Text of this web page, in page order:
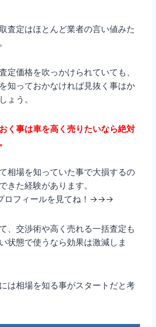
査定はほとんど業者の言い値みた
定価格を吹っかけられていても、
知っておかなければ見抜く事はか
ょう。
く事は車を高く売りたいなら絶対
相場を知っていた事で大損するの
きた経験があります。
ロフィールを見てね！→→→
、交渉術や高く売れる一括査定も
状態で使うなら効果は激減しま
は相場を知る事がスタートだと考